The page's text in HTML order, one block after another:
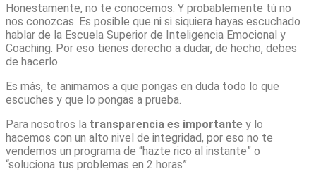
Honestamente, no te conocemos. Y probablemente tú no
nos conozcas. Es posible que ni si siquiera hayas escuchado
hablar de la Escuela Superior de Inteligencia Emocional y
Coaching. Por eso tienes derecho a dudar, de hecho, debes
de hacerlo.
Es más, te animamos a que pongas en duda todo lo que
escuches y que lo pongas a prueba.
Para nosotros la transparencia es importante y lo
hacemos con un alto nivel de integridad, por eso no te
vendemos un programa de “hazte rico al instante” o
“soluciona tus problemas en 2 horas”.